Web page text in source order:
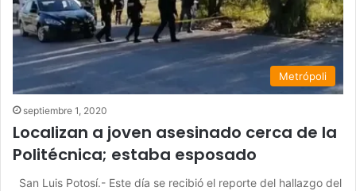
Metrópoli
septiembre 1, 2020
Localizan a joven asesinado cerca de la
Politécnica; estaba esposado
San Luis Potosí.- Este día se recibió el reporte del hallazgo del